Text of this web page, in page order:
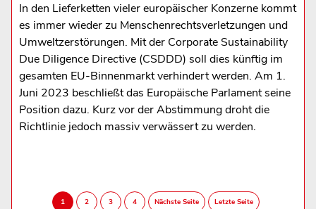
In den Lieferketten vieler europäischer Konzerne kommt
es immer wieder zu Menschenrechtsverletzungen und
Umweltzerstörungen. Mit der Corporate Sustainability
Due Diligence Directive (CSDDD) soll dies künftig im
gesamten EU-Binnenmarkt verhindert werden. Am 1.
Juni 2023 beschließt das Europäische Parlament seine
Position dazu. Kurz vor der Abstimmung droht die
Richtlinie jedoch massiv verwässert zu werden.